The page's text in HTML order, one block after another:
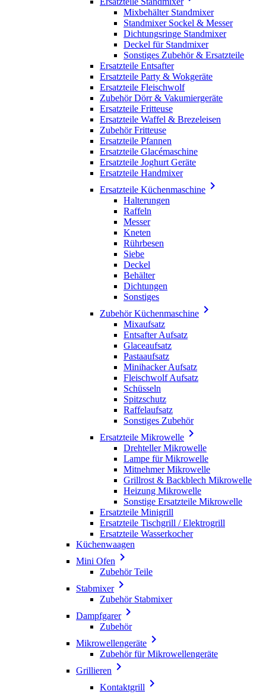
Mixbehälter Standmixer
Standmixer Sockel & Messer
Dichtungsringe Standmixer
Deckel für Standmixer
Sonstiges Zubehör & Ersatzteile
Ersatzteile Entsafter
Ersatzteile Party & Wokgeräte
Ersatzteile Fleischwolf
Zubehör Dörr & Vakumiergeräte
Ersatzteile Fritteuse
Ersatzteile Waffel & Brezeleisen
Zubehör Fritteuse
Ersatzteile Pfannen
Ersatzteile Glacémaschine
Ersatzteile Joghurt Geräte
Ersatzteile Handmixer
Ersatzteile Küchenmaschine 
Halterungen
Raffeln
Messer
Kneten
Rührbesen
Siebe
Deckel
Behälter
Dichtungen
Sonstiges
Zubehör Küchenmaschine 
Mixaufsatz
Entsafter Aufsatz
Glaceaufsatz
Pastaaufsatz
Minihacker Aufsatz
Fleischwolf Aufsatz
Schüsseln
Spitzschutz
Raffelaufsatz
Sonstiges Zubehör
Ersatzteile Mikrowelle 
Drehteller Mikrowelle
Lampe für Mikrowelle
Mitnehmer Mikrowelle
Grillrost & Backblech Mikrowelle
Heizung Mikrowelle
Sonstige Ersatzteile Mikrowelle
Ersatzteile Minigrill
Ersatzteile Tischgrill / Elektrogrill
Ersatzteile Wasserkocher
Küchenwaagen
Mini Ofen 
Zubehör Teile
Stabmixer
Zubehör Stabmixer
Dampfgarer
Zubehör
Mikrowellengeräte 
Zubehör für Mikrowellengeräte
Grillieren 
Kontaktgrill 